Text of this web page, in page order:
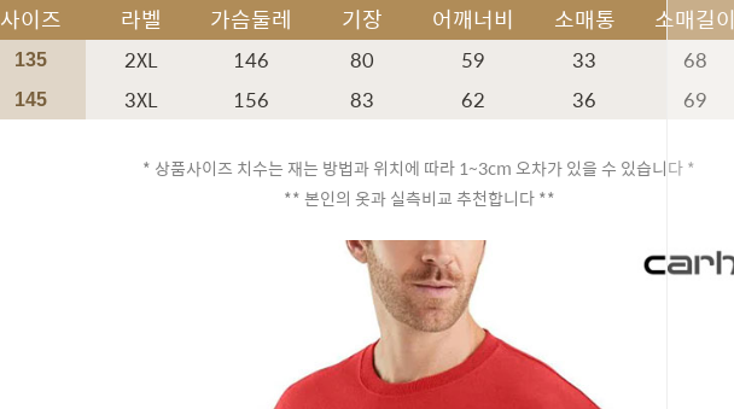
사이즈 라벨 가슴둘레 기장 어깨너비 소매통 소매길이
135 2XL 146 80 59 33 68
145 3XL 156 83 62 36 69
* 상품사이즈 치수는 재는 방법과 위치에 따라 1~3cm 오차가 있을 수 있습니다 *
** 본인의 옷과 실측비교 추천합니다 **